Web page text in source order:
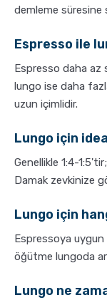
demleme süresine
Espresso ile
Espresso daha az
lungo ise daha
uzun içimlidir.
Lungo için
Genellikle 1:4-
Damak zevkinize
Lungo için
Espressoya
öğütme lungoda
Lungo ne